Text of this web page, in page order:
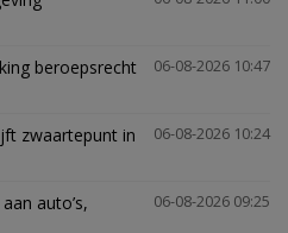
06-08-2026 10:47
beroepsrecht
06-08-2026 10:24
zwaartepunt in
06-08-2026 09:25
auto’s,